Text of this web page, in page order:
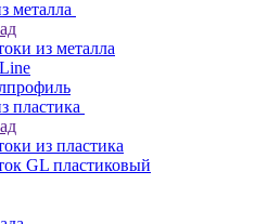
металла
из металла
пластика
из пластика
GL пластиковый